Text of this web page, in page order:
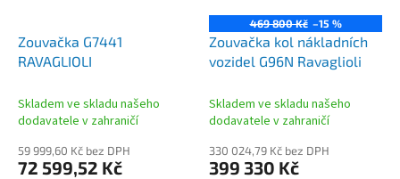
Zouvačka G7441
RAVAGLIOLI
Skladem ve skladu našeho
dodavatele v zahraničí
59 999,60 Kč bez DPH
72 599,52 Kč
469 800 Kč –15 %
Zouvačka kol nákladních
vozidel G96N Ravaglioli
Skladem ve skladu našeho
dodavatele v zahraničí
330 024,79 Kč bez DPH
399 330 Kč